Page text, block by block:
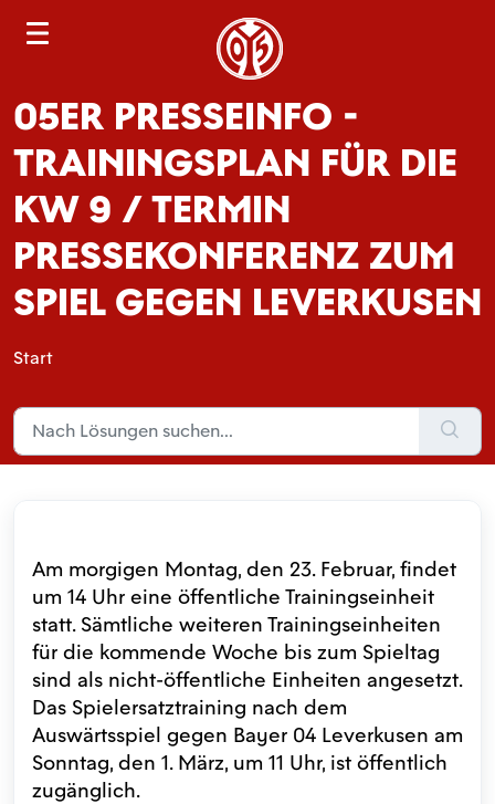
05ER PRESSEINFO -
TRAININGSPLAN FÜR DIE
KW 9 / TERMIN
PRESSEKONFERENZ ZUM
SPIEL GEGEN LEVERKUSEN
Start
Am morgigen Montag, den 23. Februar, findet
um 14 Uhr eine öffentliche Trainingseinheit
statt. Sämtliche weiteren Trainingseinheiten
für die kommende Woche bis zum Spieltag
sind als nicht-öffentliche Einheiten angesetzt.
Das Spielersatztraining nach dem
Auswärtsspiel gegen Bayer 04 Leverkusen am
Sonntag, den 1. März, um 11 Uhr, ist öffentlich
zugänglich.